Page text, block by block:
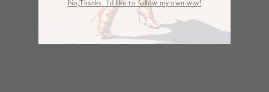
No,Thanks. I’d like to follow my own way!